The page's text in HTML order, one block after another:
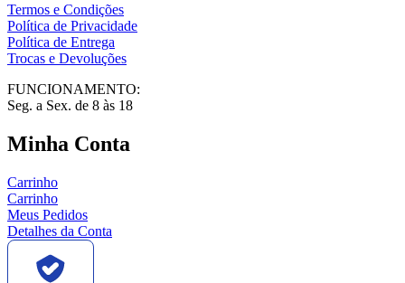
Termos e Condições
Política de Privacidade
Política de Entrega
Trocas e Devoluções
FUNCIONAMENTO:
Seg. a Sex. de 8 às 18
Minha Conta
Carrinho
Carrinho
Meus Pedidos
Detalhes da Conta